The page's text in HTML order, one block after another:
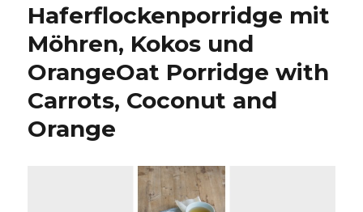
Haferflockenporridge mit
Möhren, Kokos und
OrangeOat Porridge with
Carrots, Coconut and
Orange